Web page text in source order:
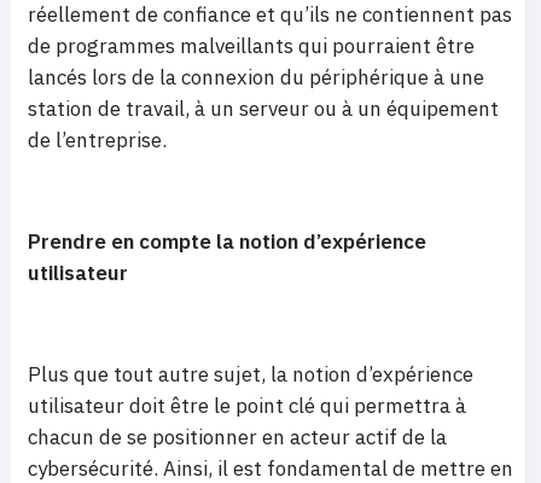
réellement de confiance et qu’ils ne contiennent pas
de programmes malveillants qui pourraient être
lancés lors de la connexion du périphérique à une
station de travail, à un serveur ou à un équipement
de l’entreprise.
Prendre en compte la notion d’expérience
utilisateur
Plus que tout autre sujet, la notion d’expérience
utilisateur doit être le point clé qui permettra à
chacun de se positionner en acteur actif de la
cybersécurité. Ainsi, il est fondamental de mettre en